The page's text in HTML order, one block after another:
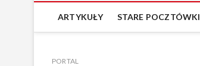
ARTYKUŁY STARE POCZTÓWKI
PORTAL